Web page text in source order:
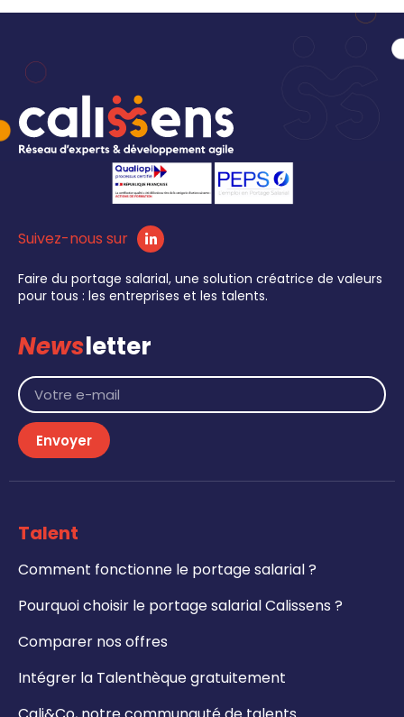
Suivez-nous sur
Faire du portage salarial, une solution créatrice de valeurs
pour tous : les entreprises et les talents.
Newsletter
Envoyer
Talent
Comment fonctionne le portage salarial ?
Pourquoi choisir le portage salarial Calissens ?
Comparer nos offres
Intégrer la Talenthèque gratuitement